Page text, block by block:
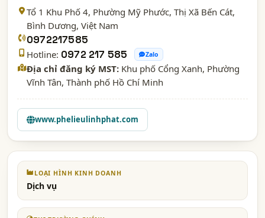
Tổ 1 Khu Phố 4, Phường Mỹ Phước, Thị Xã Bến Cát,
Bình Dương, Việt Nam
0972217585
Hotline: 0972 217 585 Zalo
Địa chỉ đăng ký MST: Khu phố Cổng Xanh, Phường
Vĩnh Tân, Thành phố Hồ Chí Minh
www.phelieulinhphat.com
LOẠI HÌNH KINH DOANH
Dịch vụ